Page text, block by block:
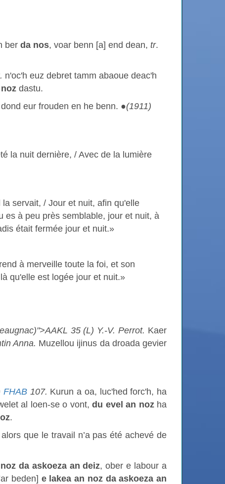
ber da nos, voar benn [a] end dean, tr.
n'oc'h euz debret tamm abaoue deac'h
dastu.
eur frouden en he benn. ●(1911)
la nuit dernière, / Avec de la lumière
servait, / Jour et nuit, afin qu'elle
es à peu près semblable, jour et nuit, à
était fermée jour et nuit.»
à merveille toute la foi, et son
qu'elle est logée jour et nuit.»
35 (L) Y.-V. Perrot. Kaer
Anna. Muzellou ijinus da droada gevier
FHAB 107. Kurun a oa, luc'hed forc'h, ha
al loen-se o vont,du evel an nozha
.
que le travail n’a pas été achevé de
da askoeza an deiz, ober e labour a
beden] e lakea an noz da askoeza an